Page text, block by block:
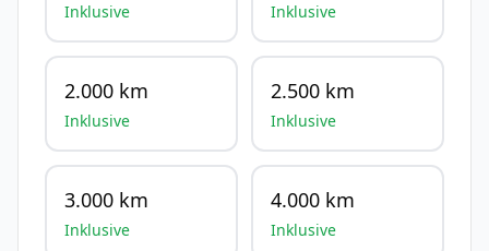
Inklusive Inklusive
2.000 km
Inklusive
2.500 km
Inklusive
3.000 km
Inklusive
4.000 km
Inklusive